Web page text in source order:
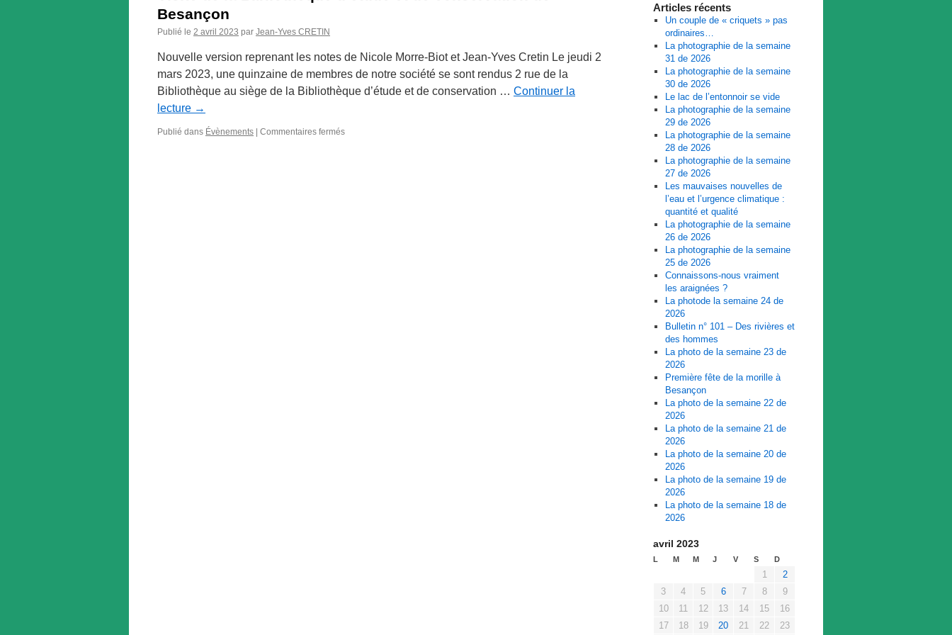
Besançon
Publié le 2 avril 2023 par Jean-Yves CRETIN
Nouvelle version reprenant les notes de Nicole Morre-Biot et Jean-Yves Cretin Le jeudi 2
mars 2023, une quinzaine de membres de notre société se sont rendus 2 rue de la
Bibliothèque au siège de la Bibliothèque d’étude et de conservation … Continuer la
lecture →
Publié dans Évènements Commentaires ferméssur
Articles récents
Un couple de « criquets » pas
ordinaires…
La photographie de la semaine
31 de 2026
La photographie de la semaine
30 de 2026
Le lac de l’entonnoir se vide
La photographie de la semaine
29 de 2026
La photographie de la semaine
28 de 2026
La photographie de la semaine
27 de 2026
Les mauvaises nouvelles de
l’eau et l’urgence climatique :
quantité et qualité
La photographie de la semaine
26 de 2026
La photographie de la semaine
25 de 2026
Connaissons-nous vraiment
les araignées ?
La photode la semaine 24 de
2026
Bulletin n° 101 – Des rivières et
des hommes
La photo de la semaine 23 de
2026
Première fête de la morille à
Besançon
La photo de la semaine 22 de
2026
La photo de la semaine 21 de
2026
La photo de la semaine 20 de
2026
La photo de la semaine 19 de
2026
La photo de la semaine 18 de
2026
avril 2023
L M M J V S D
1
2
3
4 5 6 7 8
9
10
11 12 13 14 15
16
17
18 19 20 21 22 23